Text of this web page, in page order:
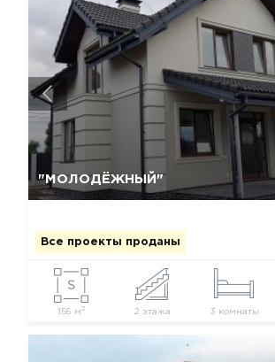
"МОЛОДЁЖНЫЙ"
Все проекты проданы
156 м 2 2 этажа 3 комнаты
Да, удалить